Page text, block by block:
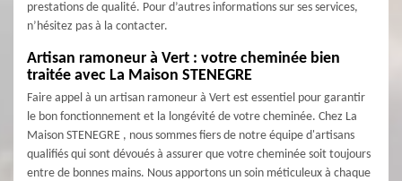
prestations de qualité. Pour d’autres informations sur ses services,
n’hésitez pas à la contacter.
Artisan ramoneur à Vert : votre cheminée bien
traitée avec La Maison STENEGRE
Faire appel à un artisan ramoneur à Vert est essentiel pour garantir
le bon fonctionnement et la longévité de votre cheminée. Chez La
Maison STENEGRE , nous sommes fiers de notre équipe d'artisans
qualifiés qui sont dévoués à assurer que votre cheminée soit toujours
entre de bonnes mains. Nous apportons un soin méticuleux à chaque